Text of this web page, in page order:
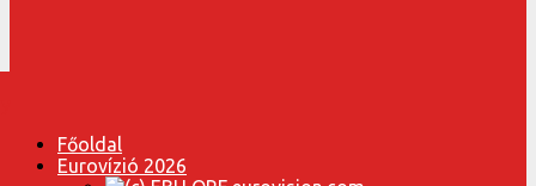
Főoldal
Eurovízió 2026